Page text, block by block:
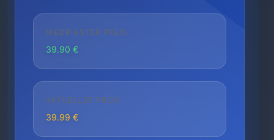
NIEDRIGSTER PREIS
39.90 €
AKTUELLER PREIS
39.99 €